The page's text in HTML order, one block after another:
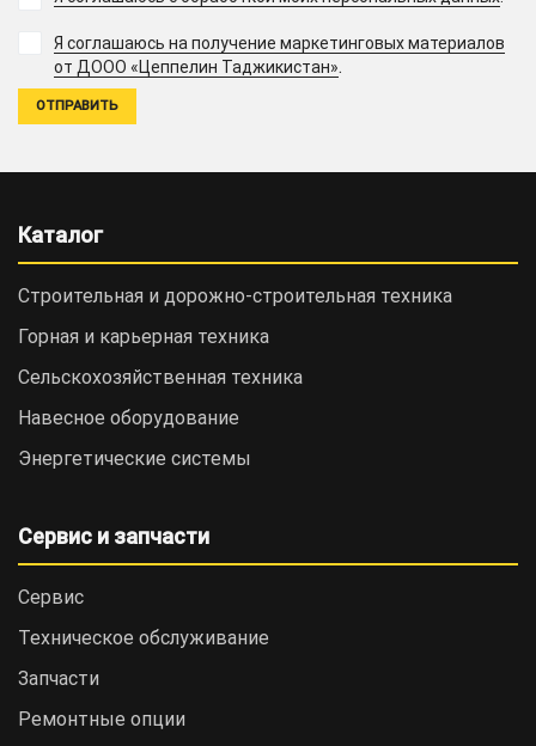
Я соглашаюсь на получение маркетинговых материалов
от ДООО «Цеппелин Таджикистан».
Каталог
Строительная и дорожно-cтроительная техника
Горная и карьерная техника
Сельскохозяйственная техника
Навесное оборудование
Энергетические системы
Сервис и запчасти
Сервис
Техническое обслуживание
Запчасти
Ремонтные опции